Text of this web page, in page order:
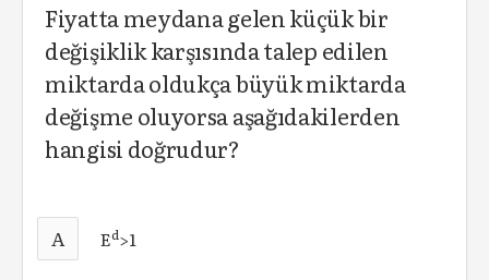
Fiyatta meydana gelen küçük bir
değişiklik karşısında talep edilen
miktarda oldukça büyük miktarda
değişme oluyorsa aşağıdakilerden
hangisi doğrudur?
A Ed>1